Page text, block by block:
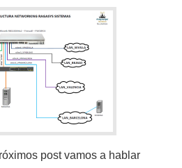
post vamos a hablar